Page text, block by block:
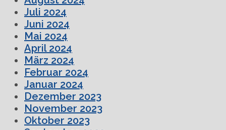
Juli 2024
Juni 2024
Mai 2024
April 2024
März 2024
Februar 2024
Januar 2024
Dezember 2023
November 2023
Oktober 2023